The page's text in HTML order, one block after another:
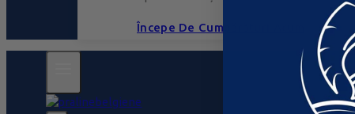
Începe De Cumpărături Acum